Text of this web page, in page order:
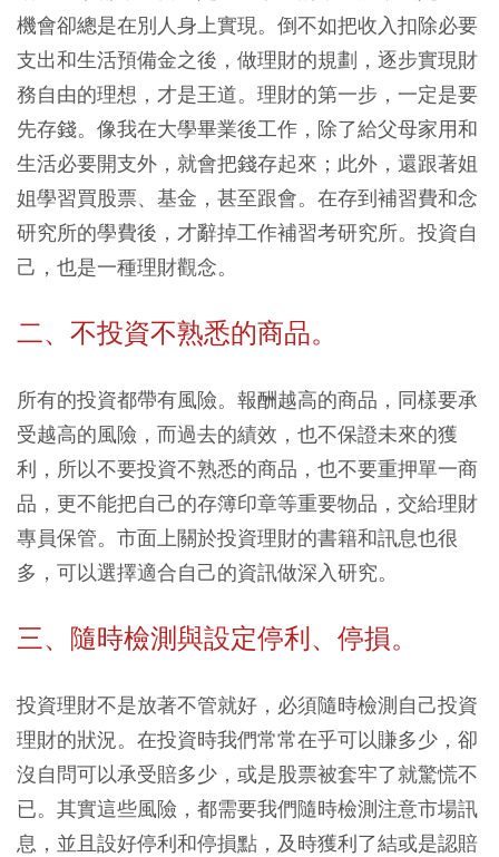
機會卻總是在別人身上實現。倒不如把收入扣除必要
支出和生活預備金之後，做理財的規劃，逐步實現財
務自由的理想，才是王道。理財的第一步，一定是要
先存錢。像我在大學畢業後工作，除了給父母家用和
生活必要開支外，就會把錢存起來；此外，還跟著姐
姐學習買股票、基金，甚至跟會。在存到補習費和念
研究所的學費後，才辭掉工作補習考研究所。投資自
己，也是一種理財觀念。
二、不投資不熟悉的商品。
所有的投資都帶有風險。報酬越高的商品，同樣要承
受越高的風險，而過去的績效，也不保證未來的獲
利，所以不要投資不熟悉的商品，也不要重押單一商
品，更不能把自己的存簿印章等重要物品，交給理財
專員保管。市面上關於投資理財的書籍和訊息也很
多，可以選擇適合自己的資訊做深入研究。
三、隨時檢測與設定停利、停損。
投資理財不是放著不管就好，必須隨時檢測自己投資
理財的狀況。在投資時我們常常在乎可以賺多少，卻
沒自問可以承受賠多少，或是股票被套牢了就驚慌不
已。其實這些風險，都需要我們隨時檢測注意市場訊
息，並且設好停利和停損點，及時獲利了結或是認賠